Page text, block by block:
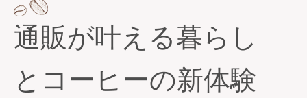
由
通販暮らしとコーヒーの相乗効果を楽
しむ
通販が叶える暮らし
とコーヒーの新体験